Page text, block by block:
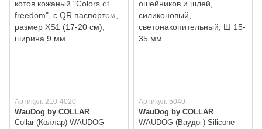
Артикул: 210-4020
WauDog by COLLAR
Collar (Коллар) WAUDOG
Артикул: 5040
WauDog by COLLAR
WAUDOG (Ваудог) Silicone